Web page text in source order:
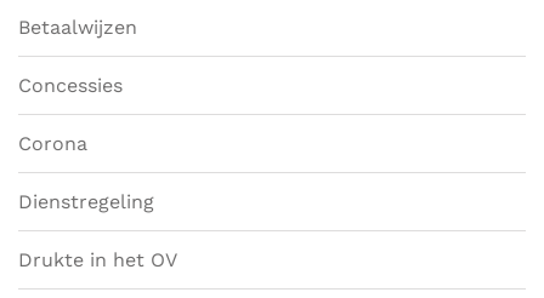
Betaalwijzen
Concessies
Corona
Dienstregeling
Drukte in het OV